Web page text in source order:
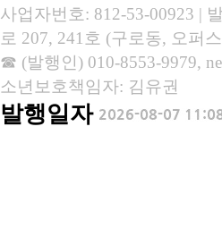
사업자번호: 812-53-00923 |
로 207, 241호 (구로동, 오퍼
☎ (발행인) 010-8553-9979,
소년보호책임자: 김유권
발행일자